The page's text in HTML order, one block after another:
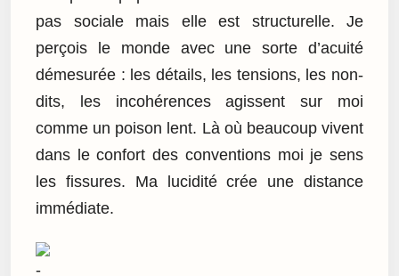
pas sociale mais elle est structurelle. Je
perçois le monde avec une sorte d’acuité
démesurée : les détails, les tensions, les non-
dits, les incohérences agissent sur moi
comme un poison lent. Là où beaucoup vivent
dans le confort des conventions moi je sens
les fissures. Ma lucidité crée une distance
immédiate.